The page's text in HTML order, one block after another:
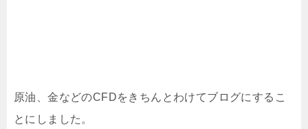
原油、金などのCFDをきちんとわけてブログにするこ
とにしました。